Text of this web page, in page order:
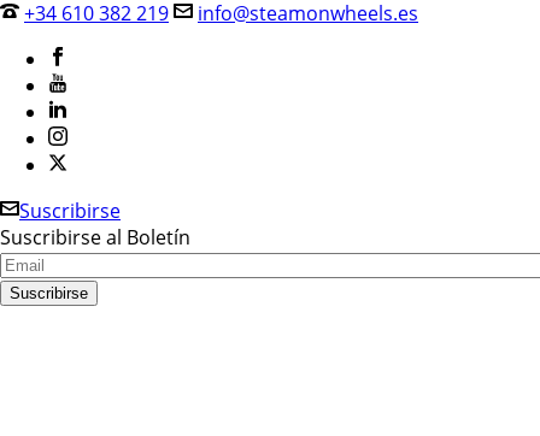
+34 610 382 219 info@steamonwheels.es
Suscribirse
Suscribirse al Boletín